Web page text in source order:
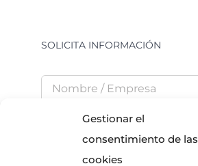
Gestionar el
consentimiento de las
cookies
SOLICITA INFORMACIÓN